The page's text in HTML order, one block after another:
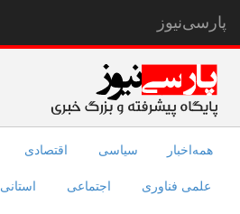
پارسی‌نیوز
همه‌اخبار سیاسی اقتصادی
علمی فناوری اجتماعی استانی